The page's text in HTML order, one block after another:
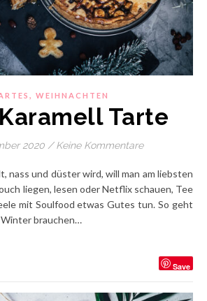
, WEIHNACHTEN
Tarte
2020 / Keine Kommentare
liegen, lesen oder Netflix schauen, Tee
mit Soulfood etwas Gutes tun. So geht
brauchen…
Save